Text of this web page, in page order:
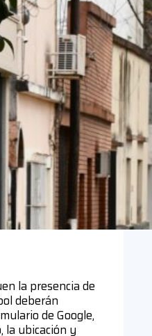
la presencia de
deberán
de Google,
la ubicación y